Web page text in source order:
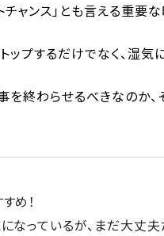
ャンス」とも言える重要な
プするだけでなく、湿
終わらせるべきなのか、
め！
なっているが、まだ大丈